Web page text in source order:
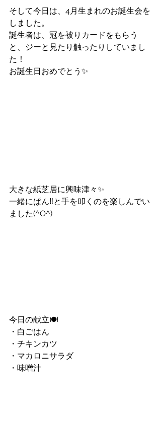
そして今日は、4月生まれのお誕生会を
しました。
誕生者は、冠を被りカードをもらう
と、ジーと見たり触ったりしていまし
た！
お誕生日おめでとう✨
大きな紙芝居に興味津々✨
一緒にぱん‼️と手を叩くのを楽しんでい
ました(^O^)
今日の献立🍽
・白ごはん
・チキンカツ
・マカロニサラダ
・味噌汁